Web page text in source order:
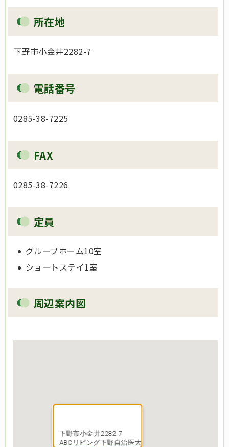
所在地
下野市小金井2282-7
電話番号
0285-38-7225
FAX
0285-38-7226
定員
グループホーム10室
ショートステイ1室
周辺案内図
下野市小金井2282‐7
ABCリビング下野自治医大